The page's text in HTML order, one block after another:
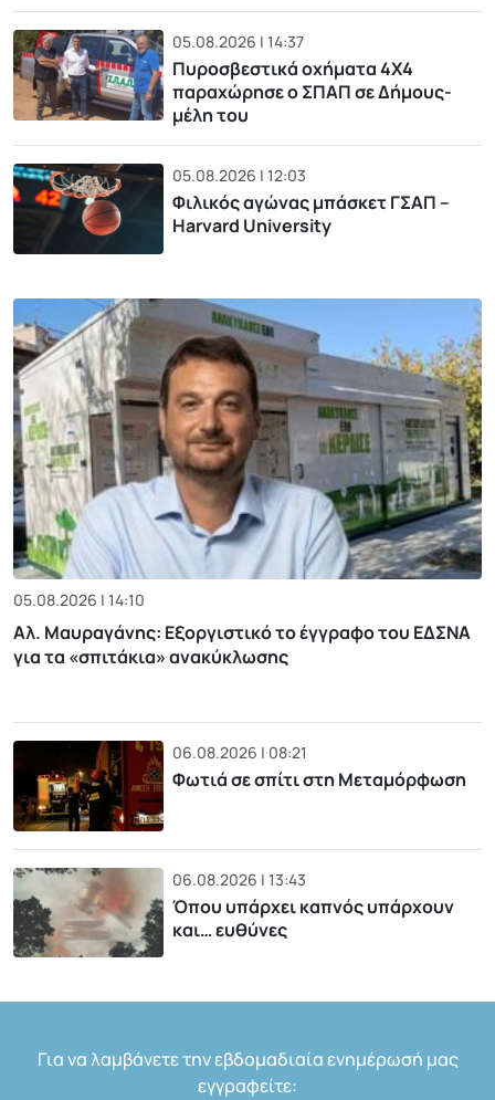
05.08.2026 | 14:37
Πυροσβεστικά οχήματα 4Χ4
παραχώρησε ο ΣΠΑΠ σε Δήμους-
μέλη του
05.08.2026 | 12:03
Φιλικός αγώνας μπάσκετ ΓΣΑΠ –
Harvard University
05.08.2026 | 14:10
Αλ. Μαυραγάνης: Εξοργιστικό το έγγραφο του ΕΔΣΝΑ
για τα «σπιτάκια» ανακύκλωσης
06.08.2026 | 08:21
Φωτιά σε σπίτι στη Μεταμόρφωση
06.08.2026 | 13:43
Όπου υπάρχει καπνός υπάρχουν
και… ευθύνες
Για να λαμβάνετε την εβδομαδιαία ενημέρωσή μας
εγγραφείτε: